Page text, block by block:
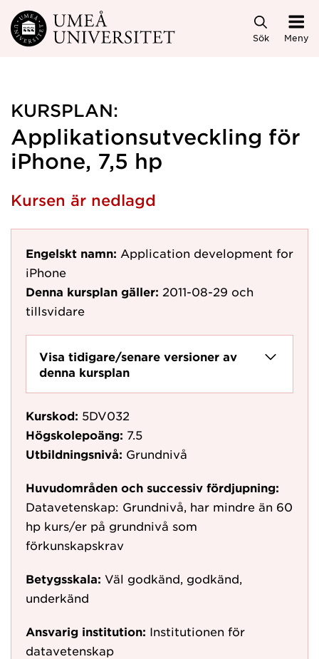
Hoppa direkt till innehållet
Sök Meny
KURSPLAN:
Applikationsutveckling för
iPhone, 7,5 hp
Kursen är nedlagd
Engelskt namn: Application development for
iPhone
Denna kursplan gäller: 2011-08-29 och
tillsvidare
Visa tidigare/senare versioner av
denna kursplan
Kurskod: 5DV032
Högskolepoäng: 7.5
Utbildningsnivå: Grundnivå
Huvudområden och successiv fördjupning:
Datavetenskap: Grundnivå, har mindre än 60
hp kurs/er på grundnivå som
förkunskapskrav
Betygsskala: Väl godkänd, godkänd,
underkänd
Ansvarig institution: Institutionen för
datavetenskap